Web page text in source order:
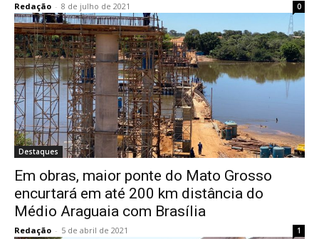
Redação - 8 de julho de 2021 0
Destaques
Em obras, maior ponte do Mato Grosso
encurtará em até 200 km distância do
Médio Araguaia com Brasília
Redação - 5 de abril de 2021 1